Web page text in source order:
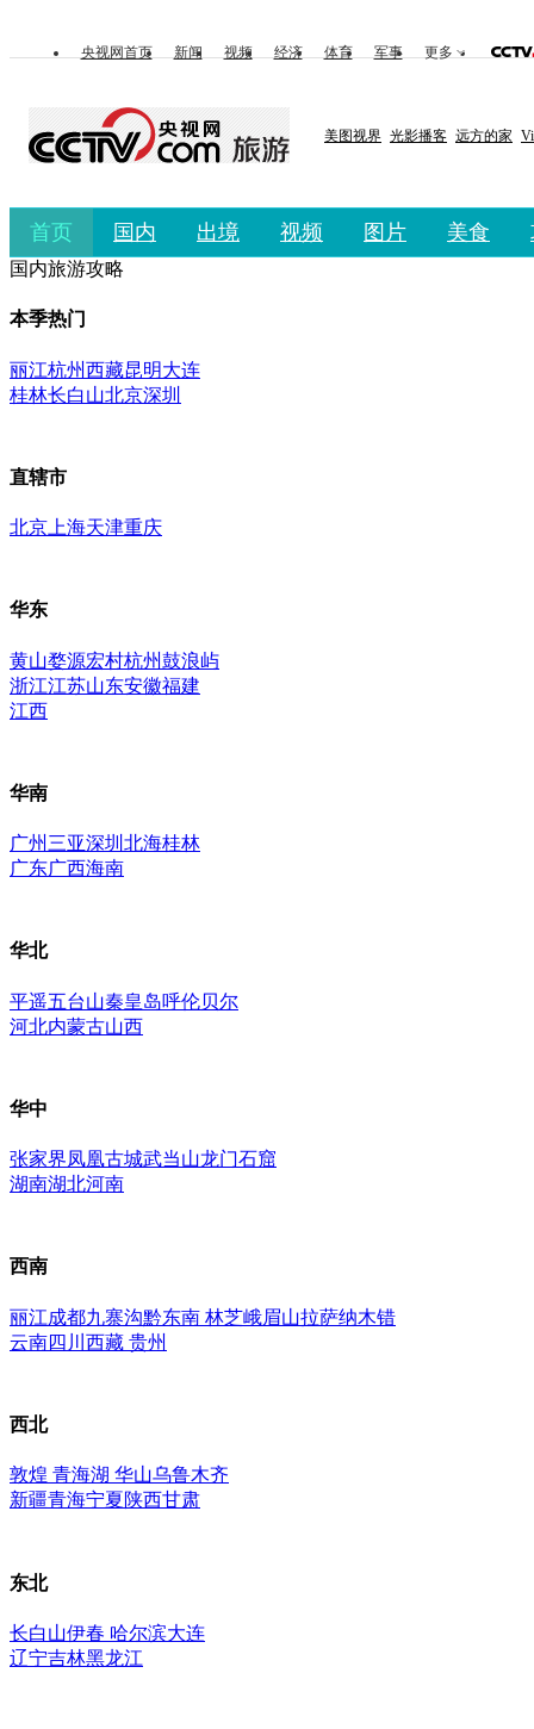
央视网首页 新闻 视频 经济 体育 军事 更多
美图视界 光影播客 远方的家
首页 国内 出境 视频 图片 美食
国内旅游攻略
本季热门
丽江杭州西藏昆明大连
桂林长白山北京深圳
直辖市
北京 上海天津重庆
华东
黄山婺源宏村杭州鼓浪屿
浙江江苏山东安徽福建
江西
华南
广州 三亚深圳 北海桂林
广东广西海南
华北
平遥五台山秦皇岛呼伦贝尔
河北内蒙古山西
华中
张家界凤凰古城武当山龙门石窟
湖南湖北河南
西南
丽江成都九寨沟黔东南 林芝峨眉山拉萨纳木错
云南四川 西藏 贵州
西北
敦煌 青海湖 华山乌鲁木齐
新疆青海宁夏陕西甘肃
东北
长白山伊春 哈尔滨大连
辽宁吉林黑龙江